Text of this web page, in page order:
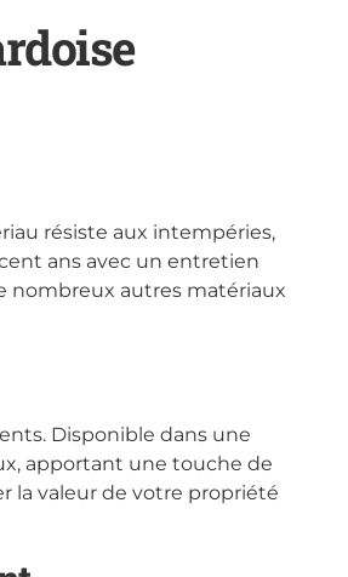
résiste aux intempéries,
ans avec un entretien
nombreux autres matériaux
Disponible dans une
apportant une touche de
la valeur de votre propriété